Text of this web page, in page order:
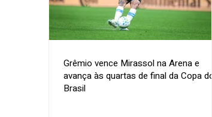
Grêmio vence Mirassol na Arena e
avança às quartas de final da Copa do
Brasil